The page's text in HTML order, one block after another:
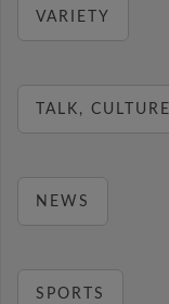
VARIETY
TALK, CULTURE
NEWS
SPORTS